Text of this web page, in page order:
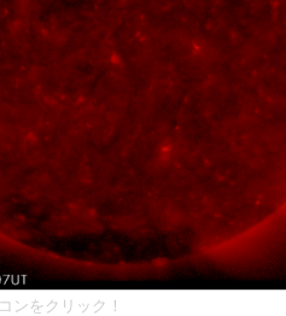
ンをクリック！